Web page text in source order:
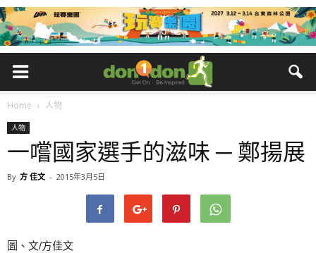
Home 人物
人物
一嚐國家選手的滋味 ─ 鄭揚展
By 方 佳文 - 2015年3月5日
圖、文/方佳文